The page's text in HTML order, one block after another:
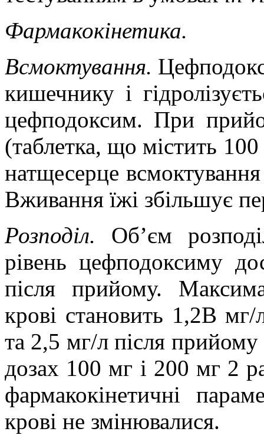
Фармакокінетика.
Всмоктування.
кишечнику і
цефподоксим. При
(таблетка, що містить
натщесерце
Вживання їжі збільшує
Розподіл. Об’єм
рівень цефподоксиму
після прийому.
крові становить 1,2В
та 2,5 мг/л після
дозах 100 мг і 200 мг 2
фармакокінетичні
крові не змінювалися.